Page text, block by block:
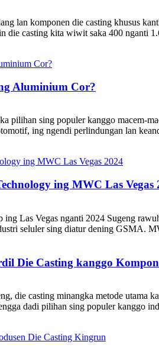
lan komponen die casting khusus
die casting kita wiwit saka 400 nganti
Aluminium Cor?
pilihan sing populer kanggo macem-
ing ngendi perlindungan lan
ing MWC Las Vegas
ing Las Vegas nganti 2024 Sugeng
seluler sing diatur dening GSMA.
Die Casting kanggo
die casting minangka metode utama
dadi pilihan sing populer kanggo